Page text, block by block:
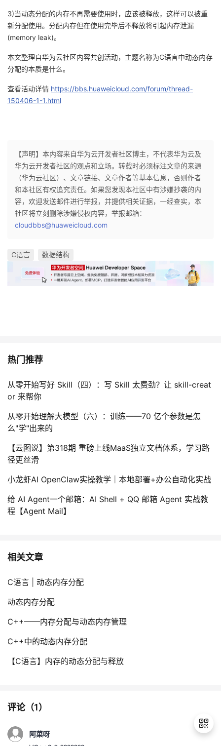
3)当动态分配的内存不再需要使用时，应该被释放，这样可以被重
新分配使用。分配内存但在使用完毕后不释放将引起内存泄漏
(memory leak)。
本文整理自华为云社区内容共创活动，主题名称为C语言中动态内存
分配的本质是什么。
查看活动详情 https://bbs.huaweicloud.com/forum/thread-
150406-1-1.html
【声明】本内容来自华为云开发者社区博主，不代表华为云及
华为云开发者社区的观点和立场。转载时必须标注文章的来源
（华为云社区）、文章链接、文章作者等基本信息，否则作者
和本社区有权追究责任。如果您发现本社区中有涉嫌抄袭的内
容，欢迎发送邮件进行举报，并提供相关证据，一经查实，本
社区将立刻删除涉嫌侵权内容，举报邮箱：
cloudbbs@huaweicloud.com
C语言 数据结构
热门推荐
从零开始写好 Skill（四）：写 Skill 太费劲？让 skill-creat
or 来帮你
从零开始理解大模型（六）：训练——70 亿个参数是怎
么"学"出来的
【云图说】第318期 重磅上线MaaS独立文档体系，学习路
径更丝滑
小龙虾AI OpenClaw实操教学｜本地部署+办公自动化实战
给 AI Agent一个邮箱：AI Shell + QQ 邮箱 Agent 实战教
程【Agent Mail】
相关文章
C语言 | 动态内存分配
动态内存分配
C++——内存分配与动态内存管理
C++中的动态内存分配
【C语言】内存的动态分配与释放
评论（1）
阿菜呀